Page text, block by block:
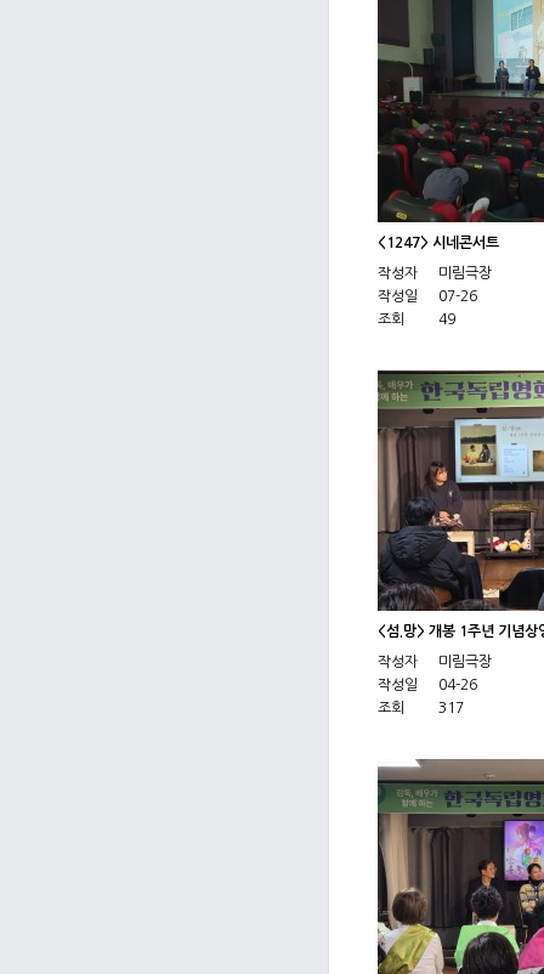
<1247> 시네콘서트
작성자
미림극장
작성일
07-26
조회
49
<섬.망> 개봉 1주년 기념상
작성자
미림극장
작성일
04-26
조회
317